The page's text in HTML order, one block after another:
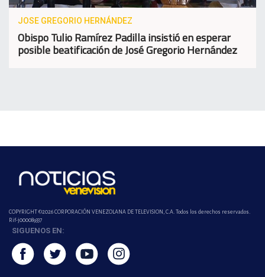
JOSE GREGORIO HERNÁNDEZ
Obispo Tulio Ramírez Padilla insistió en esperar
posible beatificación de José Gregorio Hernández
COPYRIGHT ©2026 CORPORACIÓN VENEZOLANA DE TELEVISION, C.A. Todos los derechos reservados.
Rif-j000089337
SIGUENOS EN: